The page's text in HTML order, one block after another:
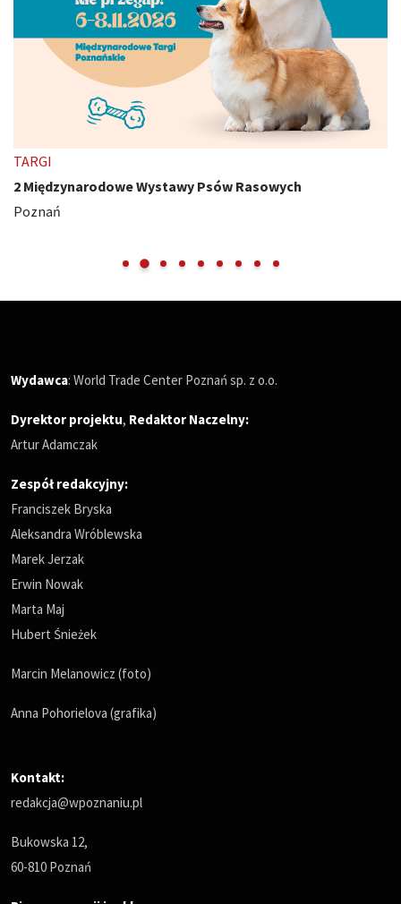
TARGI
2 Międzynarodowe Wystawy Psów Rasowych
Poznań
Wydawca: World Trade Center Poznań sp. z o.o.
Dyrektor projektu, Redaktor Naczelny:
Artur Adamczak
Zespół redakcyjny:
Franciszek Bryska
Aleksandra Wróblewska
Marek Jerzak
Erwin Nowak
Marta Maj
Hubert Śnieżek
Marcin Melanowicz (foto)
Anna Pohorielova (grafika)
Kontakt:
redakcja@wpoznaniu.pl
Bukowska 12,
60-810 Poznań